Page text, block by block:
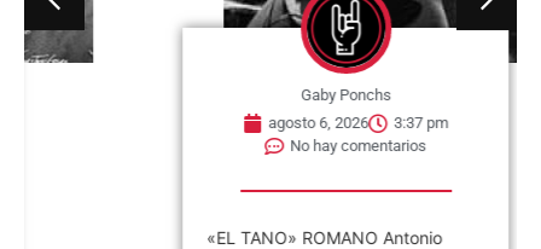
3:37 pm
No hay comentarios
«EL TANO» ROMANO Antonio